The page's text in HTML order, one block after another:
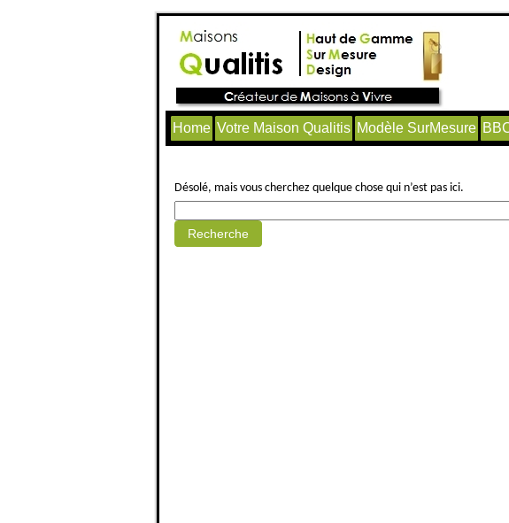
Home Votre Maison Qualitis Modèle SurMesure
Désolé, mais vous cherchez quelque chose qui n’est pas ici.